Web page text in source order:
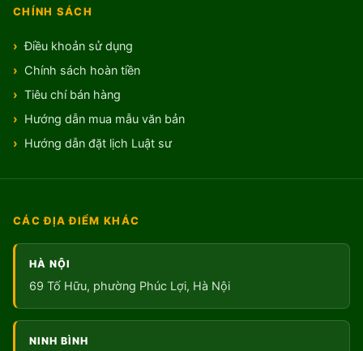
CHÍNH SÁCH
Điều khoản sử dụng
Chính sách hoàn tiền
Tiêu chí bán hàng
Hướng dẫn mua mẫu văn bản
Hướng dẫn đặt lịch Luật sư
CÁC ĐỊA ĐIỂM KHÁC
HÀ NỘI
69 Tố Hữu, phường Phúc Lợi, Hà Nội
NINH BÌNH